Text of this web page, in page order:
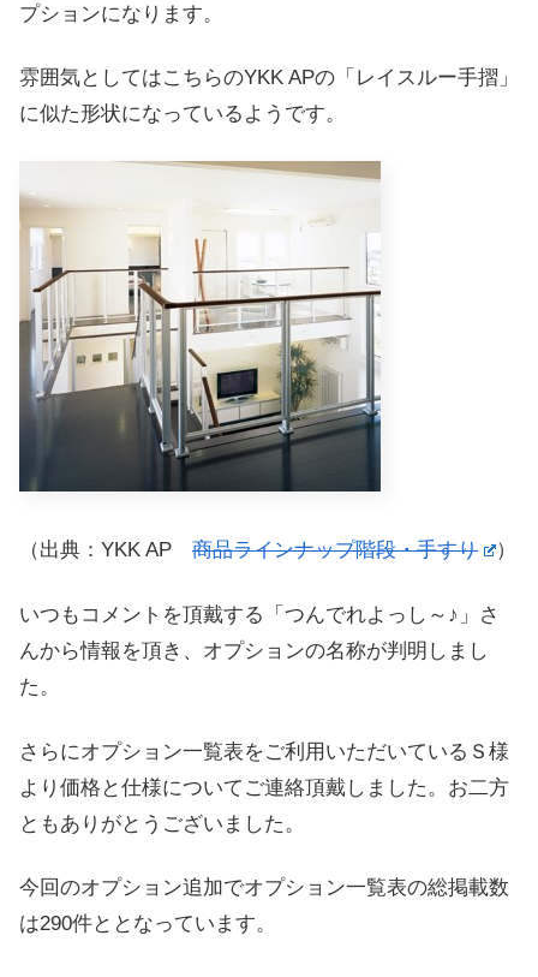
プションになります。
雰囲気としてはこちらのYKK APの「レイスルー手摺」
に似た形状になっているようです。
（出典：YKK AP 商品ラインナップ階段・手すり ）
いつもコメントを頂戴する「つんでれよっし～♪」さ
んから情報を頂き、オプションの名称が判明しまし
た。
さらにオプション一覧表をご利用いただいているＳ様
より価格と仕様についてご連絡頂戴しました。お二方
ともありがとうございました。
今回のオプション追加でオプション一覧表の総掲載数
は290件ととなっています。